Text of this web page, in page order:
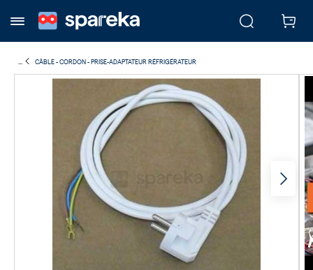
CÂBLE - CORDON - PRISE-ADAPTATEUR RÉFRIGÉRATEUR